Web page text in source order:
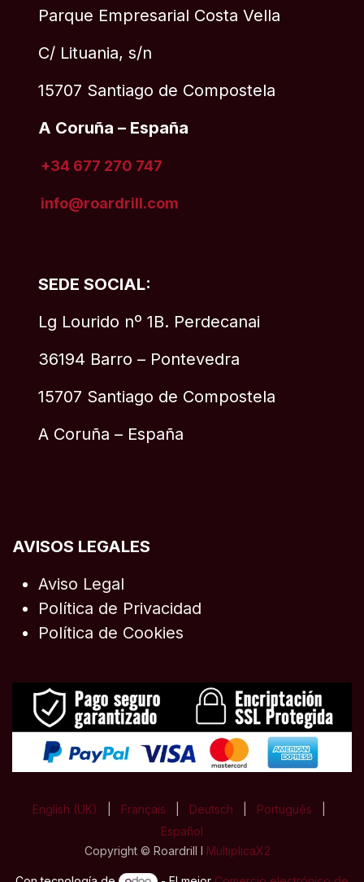
SEDE SOCIAL:
Lg Lourido nº 1B. Perdecanai
36194 Barro – Pontevedra
15707 Santiago de Compostela
A Coruña – España
Parque Empresarial Costa Vella
C/ Lituania, s/n
15707 Santiago de Compostela
A Coruña – España
+34 677 270 747
info@roardrill.com
AVISOS LEGALES
Aviso Legal
Política de Privacidad
Política de Cookies
Copyright © Roardrill I MultiplicaX2
English (UK) Français Deutsch Português
Español